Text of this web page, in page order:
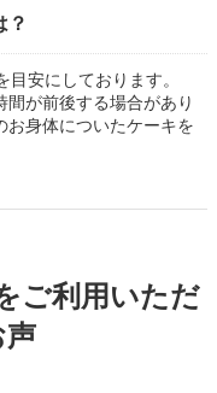
？
安にしております。
が前後する場合があり
お身体についたケーキを
ご利用いただ
声